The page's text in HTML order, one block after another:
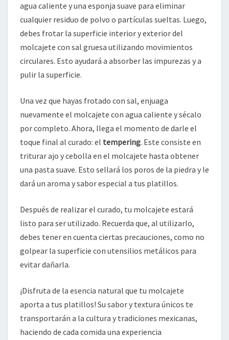
agua caliente y una esponja suave para eliminar
cualquier residuo de polvo o partículas sueltas. Luego,
debes frotar la superficie interior y exterior del
molcajete con sal gruesa utilizando movimientos
circulares. Esto ayudará a absorber las impurezas y a
pulir la superficie.
Una vez que hayas frotado con sal, enjuaga
nuevamente el molcajete con agua caliente y sécalo
por completo. Ahora, llega el momento de darle el
toque final al curado: el tempering. Este consiste en
triturar ajo y cebolla en el molcajete hasta obtener
una pasta suave. Esto sellará los poros de la piedra y le
dará un aroma y sabor especial a tus platillos.
Después de realizar el curado, tu molcajete estará
listo para ser utilizado. Recuerda que, al utilizarlo,
debes tener en cuenta ciertas precauciones, como no
golpear la superficie con utensilios metálicos para
evitar dañarla.
¡Disfruta de la esencia natural que tu molcajete
aporta a tus platillos! Su sabor y textura únicos te
transportarán a la cultura y tradiciones mexicanas,
haciendo de cada comida una experiencia